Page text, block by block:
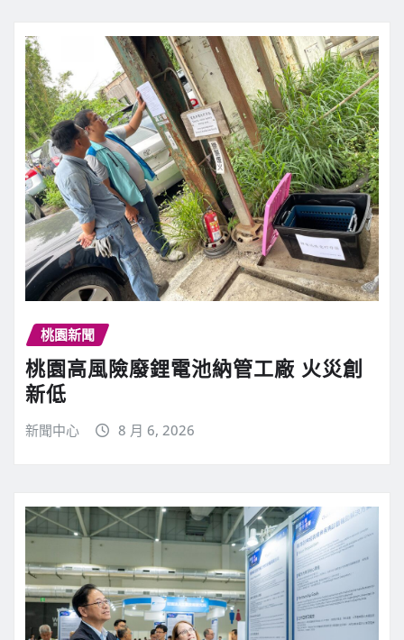
桃園新聞
桃園高風險廢鋰電池納管工廠 火災創
新低
新聞中心 8 月 6, 2026